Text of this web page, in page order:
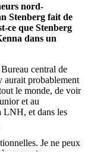
nord-
Stenberg fait de
ce que Stenberg
dans un
central de
aurait probablement
le monde, de voir
et au
LNH, et dans les
Je ne peux